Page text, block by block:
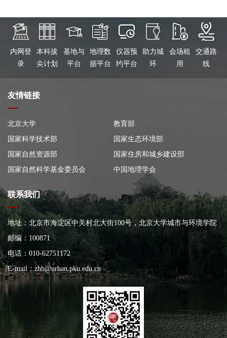
内网登
录
本科拔
尖计划
基地与
平台
地理数
据平台
仪器预
约平台
助力城
环
会场租
用
交通路
线
友情链接
北京大学
教育部
国家科学技术部
国家生态环境部
国家自然资源部
国家住房和城乡建设部
国家自然科学基金委员会
中国地理学会
联系我们
地址：北京市海淀区中关村北大街100号，北京大学城市与环境学院
大楼
邮编：100871
电话：010-62751172
E-mail：zhb@urban.pku.edu.cn